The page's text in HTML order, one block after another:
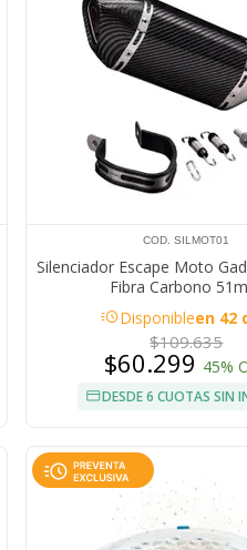
COD. SILMOT01
Silenciador Escape Moto
Fibra Carbono
acuteDisponibleen 42
$109.635
$60.299 45%
DESDE 6 CUOTAS SIN